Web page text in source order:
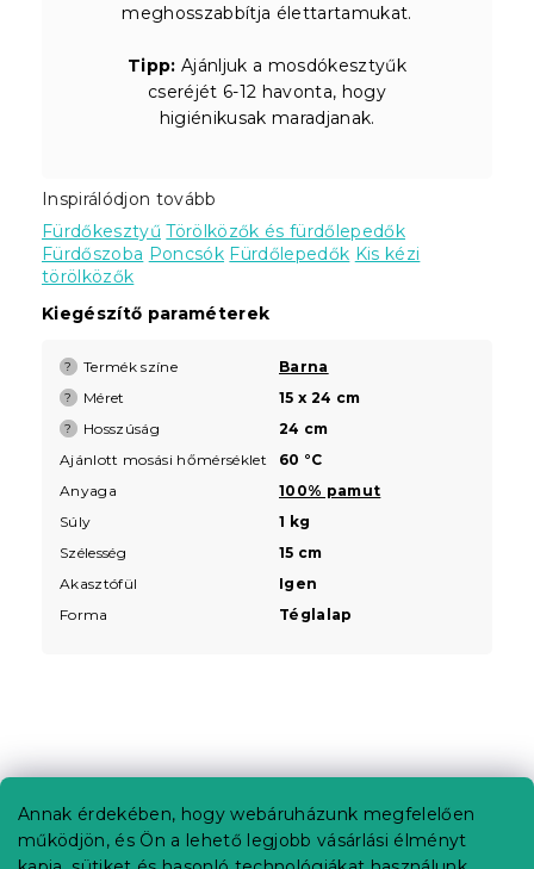
Annak érdekében, hogy webáruházunk megfelelően
működjön, és Ön a lehető legjobb vásárlási élményt
meghosszabbítja élettartamukat.
Tipp: Ajánljuk a mosdókesztyűk
cseréjét 6-12 havonta, hogy
higiénikusak maradjanak.
Inspirálódjon tovább
Fürdőkesztyű Törölközők és fürdőlepedők
Fürdőszoba Poncsók Fürdőlepedők Kis kézi
törölközők
Kiegészítő paraméterek
? Termék színe Barna
? Méret 15 x 24 cm
? Hosszúság
24 cm
Ajánlott mosási hőmérséklet
60 °C
Anyaga
100% pamut
Súly
1 kg
Szélesség
15 cm
Akasztófül
Igen
Forma
Téglalap
á
Információ az Ön számára